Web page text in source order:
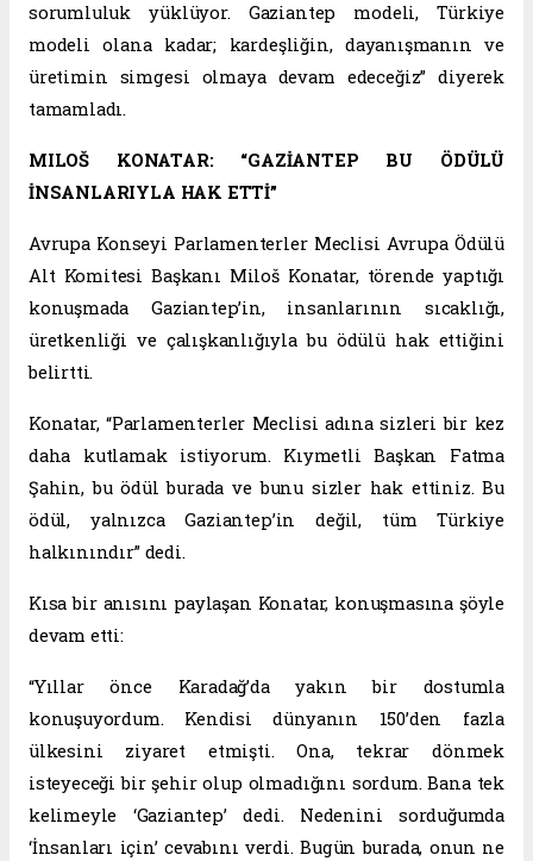
sorumluluk yüklüyor. Gaziantep modeli, Türkiye
modeli olana kadar; kardeşliğin, dayanışmanın ve
üretimin simgesi olmaya devam edeceğiz” diyerek
tamamladı.
MILOŠ KONATAR: “GAZİANTEP BU ÖDÜLÜ
İNSANLARIYLA HAK ETTİ”
Avrupa Konseyi Parlamenterler Meclisi Avrupa Ödülü
Alt Komitesi Başkanı Miloš Konatar, törende yaptığı
konuşmada Gaziantep’in, insanlarının sıcaklığı,
üretkenliği ve çalışkanlığıyla bu ödülü hak ettiğini
belirtti.
Konatar, “Parlamenterler Meclisi adına sizleri bir kez
daha kutlamak istiyorum. Kıymetli Başkan Fatma
Şahin, bu ödül burada ve bunu sizler hak ettiniz. Bu
ödül, yalnızca Gaziantep’in değil, tüm Türkiye
halkınındır” dedi.
Kısa bir anısını paylaşan Konatar, konuşmasına şöyle
devam etti:
“Yıllar önce Karadağ’da yakın bir dostumla
konuşuyordum. Kendisi dünyanın 150’den fazla
ülkesini ziyaret etmişti. Ona, tekrar dönmek
isteyeceği bir şehir olup olmadığını sordum. Bana tek
kelimeyle ‘Gaziantep’ dedi. Nedenini sorduğumda
‘İnsanları için’ cevabını verdi. Bugün burada, onun ne